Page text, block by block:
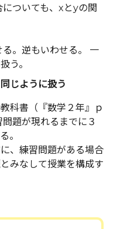
ついても、xとyの関
。逆もいわせる。 一
う。
じように扱う
科書（『数学２年』ｐ
題が現れるまでに３
。
、練習問題がある場合
みなして授業を構成す